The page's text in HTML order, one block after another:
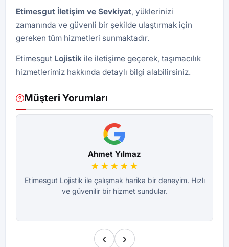
Etimesgut İletişim ve Sevkiyat, yüklerinizi
zamanında ve güvenli bir şekilde ulaştırmak için
gereken tüm hizmetleri sunmaktadır.
Etimesgut Lojistik ile iletişime geçerek, taşımacılık
hizmetlerimiz hakkında detaylı bilgi alabilirsiniz.
Müşteri Yorumları
Ahmet Yılmaz
★★★★★
Etimesgut Lojistik ile çalışmak harika bir deneyim. Hızlı
ve güvenilir bir hizmet sundular.
‹ ›